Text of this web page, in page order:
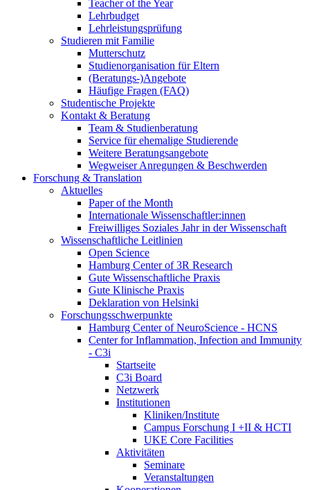
Teacher of the Year
Lehrbudget
Lehrleistungsprüfung
Studieren mit Familie
Mutterschutz
Studienorganisation für Eltern
(Beratungs-)Angebote
Häufige Fragen (FAQ)
Studentische Projekte
Kontakt & Beratung
Team & Studienberatung
Service für ehemalige Studierende
Weitere Beratungsangebote
Wegweiser Anregungen & Beschwerden
Forschung & Translation
Aktuelles
Paper of the Month
Internationale Wissenschaftler:innen
Freiwilliges Soziales Jahr in der Wissenschaft
Wissenschaftliche Leitlinien
Open Science
Hamburg Center of 3R Research
Gute Wissenschaftliche Praxis
Gute Klinische Praxis
Deklaration von Helsinki
Forschungsschwerpunkte
Hamburg Center of NeuroScience - HCNS
Center for Inflammation, Infection and Immunity
- C3i
Startseite
C3i Board
Netzwerk
Institutionen
Kliniken/Institute
Campus Forschung I +II & HCTI
UKE Core Facilities
Aktivitäten
Seminare
Veranstaltungen